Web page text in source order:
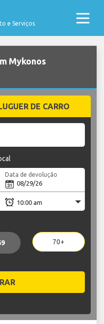
e Serviços
Mykonos
DE CARRO
Data de devolução
70+